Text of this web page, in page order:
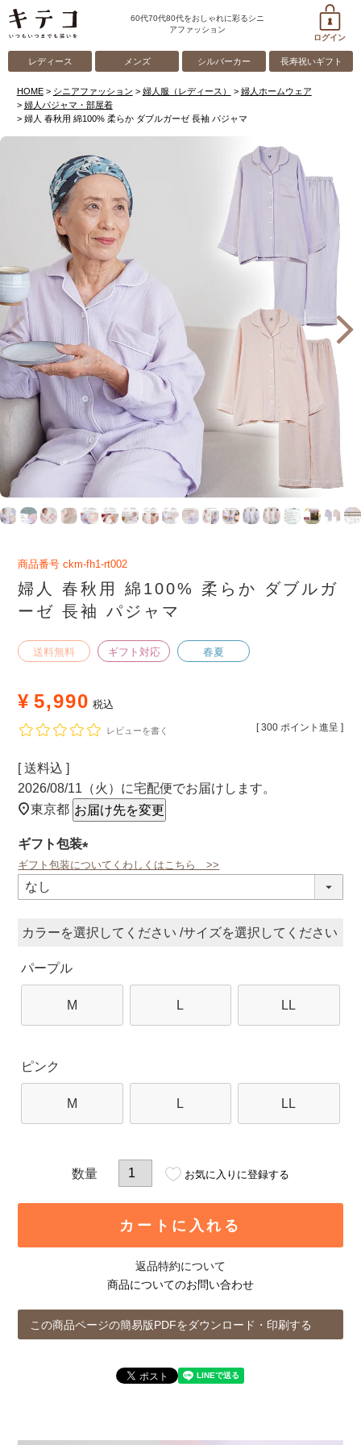
60代70代80代をおしゃれに彩るシニ
アファッション
ログイン
レディース メンズ シルバーカー 長寿祝いギフト
HOME シニアファッション 婦人服（レディース）
婦人ホームウェア
婦人パジャマ・部屋着
婦人 春秋用 綿100% 柔らか ダブルガーゼ 長袖 パジャマ
商品番号 ckm-fh1-rt002
婦人 春秋用 綿100% 柔らか ダブルガ
ーゼ 長袖 パジャマ
送料無料 ギフト対応 春夏
¥ 5,990 税込
[ 300 ポイント進呈 ]
レビューを書く
送料込
2026/08/11（火） に宅配便でお届けします。
東京都 お届け先を変更
ギフト包装
(必
ギフト包装についてくわしくはこちら >>
カラー サイズ
パープル
M L LL
ピンク
M L LL
お気に入りに登録する
カートに入れる
返品特約について
商品についてのお問い合わせ
この商品ページの簡易版PDFをダウンロード・印刷する